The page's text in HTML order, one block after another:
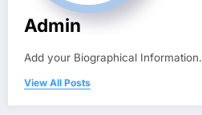
Admin
Add your Biographical Information.
View All Posts